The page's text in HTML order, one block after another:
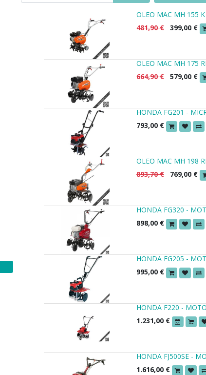
OLEO MAC MH 155
481,90€ 399,00 €
OLEO MAC MH 175
664,90€ 579,00 €
HONDA FG201 -
793,00 €
OLEO MAC MH 198
893,70€ 769,00 €
HONDA FG320 -
898,00 €
HONDA FG205 -
995,00 €
HONDA F220 -
1.231,00 €
HONDA FJ500SE -
1.616,00 €